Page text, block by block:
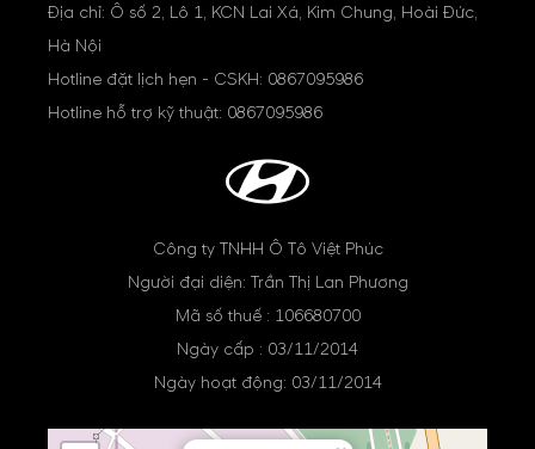
Địa chỉ: Ô số 2, Lô 1, KCN Lai Xá, Kim Chung, Hoài Đức,
Hà Nội
Hotline đặt lịch hẹn - CSKH: 0867095986
Hotline hỗ trợ kỹ thuật: 0867095986
Công ty TNHH Ô Tô Việt Phúc
Người đại diện: Trần Thị Lan Phương
Mã số thuế : 106680700
Ngày cấp : 03/11/2014
Ngày hoạt động: 03/11/2014